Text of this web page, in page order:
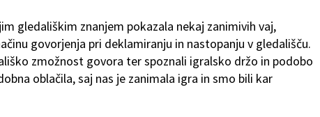
gledališkim znanjem pokazala nekaj zanimivih vaj,
govorjenja pri deklamiranju in nastopanju v gledališču.
zmožnost govora ter spoznali igralsko držo in podobo
oblačila, saj nas je zanimala igra in smo bili kar